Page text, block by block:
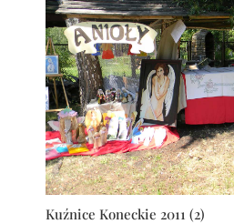
Kuźnice Koneckie 2011 (2)